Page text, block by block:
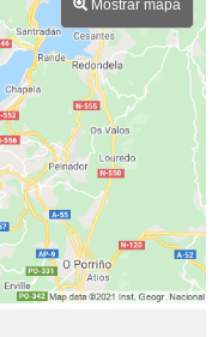
Mostrar mapa